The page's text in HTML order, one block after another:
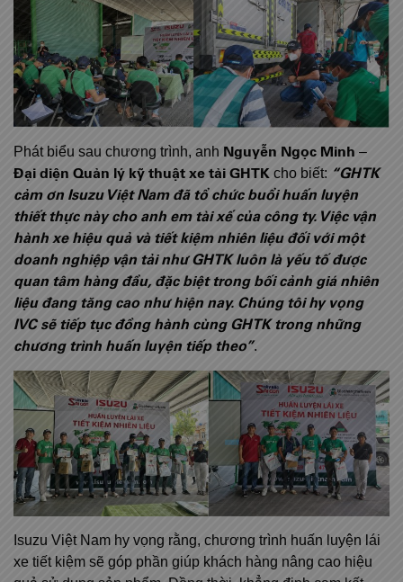
Phát biểu sau chương trình, anh Nguyễn Ngọc Minh –
Đại diện Quản lý kỹ thuật xe tải GHTK cho biết: “GHTK
cảm ơn Isuzu Việt Nam đã tổ chức buổi huấn luyện
thiết thực này cho anh em tài xế của công ty. Việc vận
hành xe hiệu quả và tiết kiệm nhiên liệu đối với một
doanh nghiệp vận tải như GHTK luôn là yếu tố được
quan tâm hàng đầu, đặc biệt trong bối cảnh giá nhiên
liệu đang tăng cao như hiện nay. Chúng tôi hy vọng
IVC sẽ tiếp tục đồng hành cùng GHTK trong những
chương trình huấn luyện tiếp theo”.
Isuzu Việt Nam hy vọng rằng, chương trình huấn luyện lái
xe tiết kiệm sẽ góp phần giúp khách hàng nâng cao hiệu